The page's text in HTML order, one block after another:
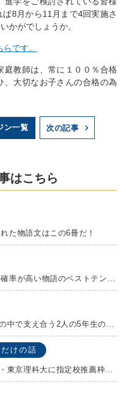
8月から11月まで4回実施さ
かがでしょうか。
です。
教師は、常に１００％合格
、大切なお子さんの合格の為
ン一覧 次の記事
はこちら
た物語文はこの6冊だ！
No.1659 2026年度入試で出題される確率が高い物語のベストテンを発表します！
No.1736 大人に理解されない苦しみの中で支え合う2人の5年生の成長物語！『夏の迷子』村上しいこ
けの話
No.1258 早稲田大・慶應大・上智大・東京理科大に指定校推薦枠がある学校